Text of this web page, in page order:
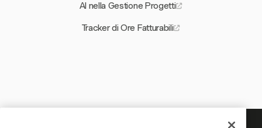
AI nella Gestione Progetti
Tracker di Ore Fatturabili